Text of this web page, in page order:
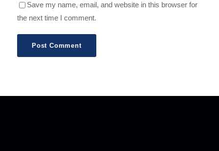
Save my name, email, and website in this browser for
the next time I comment.